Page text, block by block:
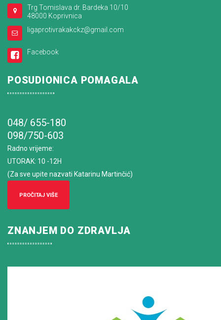
Trg Tomislava dr. Bardeka 10/10
48000 Koprivnica
ligaprotivrakakckz@gmail.com
Facebook
POSUDIONICA POMAGALA
048/ 655-180
098/750-603
Radno vrijeme:
UTORAK: 10 -12H
(Za sve upite nazvati Katarinu Martinčić)
PROČITAJ VIŠE
ZNANJEM DO ZDRAVLJA